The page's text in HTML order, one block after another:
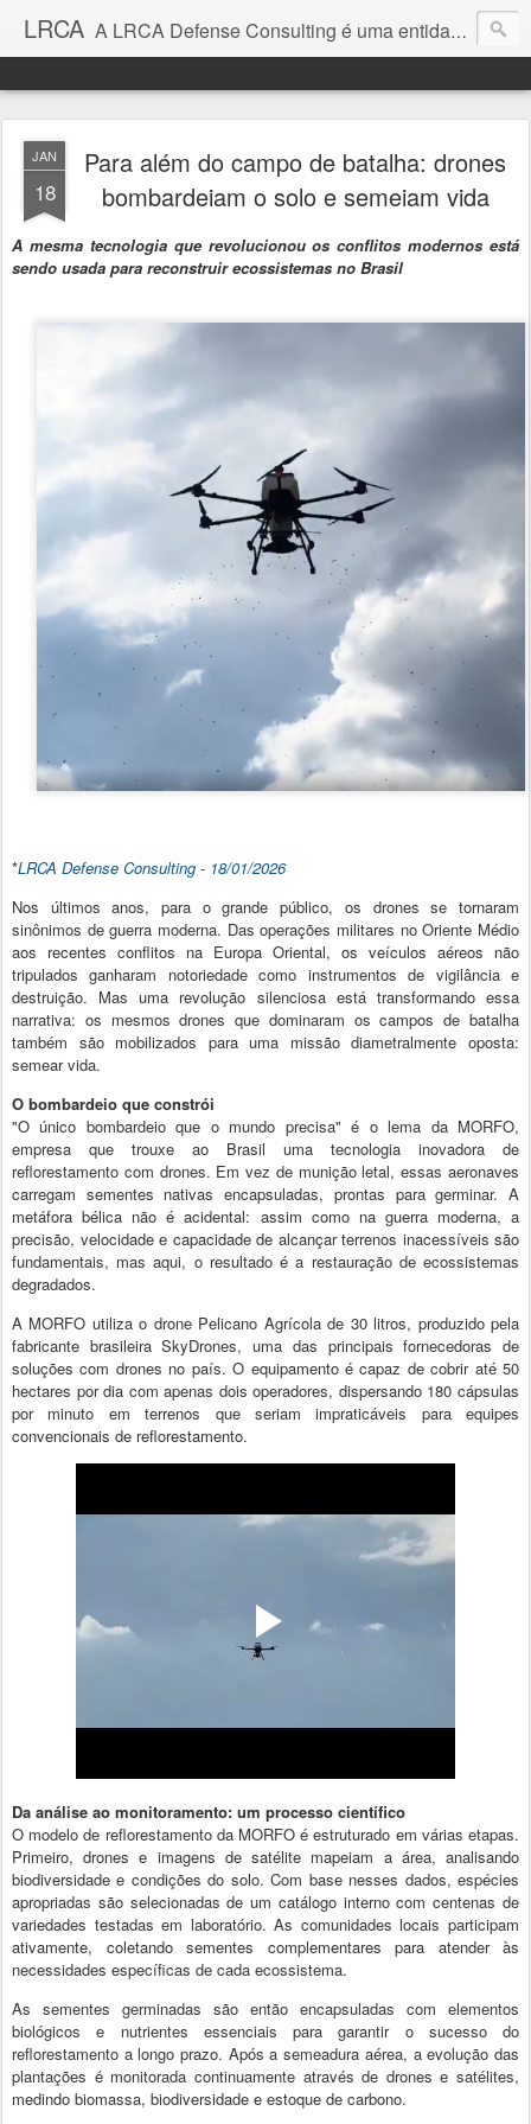
LRCA A LRCA Defense Consulting é uma entidade sem fins lucrativos que se dedica a produzir e divulgar notícias e análises sobre as Empresas de Defesa. Não somos jornalistas e nem este é um blog jornalístico.
JAN
18
Para além do campo de batalha: drones
bombardeiam o solo e semeiam vida
A mesma tecnologia que revolucionou os conflitos modernos está
sendo usada para reconstruir ecossistemas no Brasil
*LRCA Defense Consulting - 18/01/2026
Nos últimos anos, para o grande público, os drones se tornaram
sinônimos de guerra moderna. Das operações militares no Oriente Médio
aos recentes conflitos na Europa Oriental, os veículos aéreos não
tripulados ganharam notoriedade como instrumentos de vigilância e
destruição. Mas uma revolução silenciosa está transformando essa
narrativa: os mesmos drones que dominaram os campos de batalha
também são mobilizados para uma missão diametralmente oposta:
semear vida.
O bombardeio que constrói
"O único bombardeio que o mundo precisa" é o lema da MORFO,
empresa que trouxe ao Brasil uma tecnologia inovadora de
reflorestamento com drones. Em vez de munição letal, essas aeronaves
carregam sementes nativas encapsuladas, prontas para germinar. A
metáfora bélica não é acidental: assim como na guerra moderna, a
precisão, velocidade e capacidade de alcançar terrenos inacessíveis são
fundamentais, mas aqui, o resultado é a restauração de ecossistemas
degradados.
A MORFO utiliza o drone Pelicano Agrícola de 30 litros, produzido pela
fabricante brasileira SkyDrones, uma das principais fornecedoras de
soluções com drones no país. O equipamento é capaz de cobrir até 50
hectares por dia com apenas dois operadores, dispersando 180 cápsulas
por minuto em terrenos que seriam impraticáveis para equipes
convencionais de reflorestamento.
Da análise ao monitoramento: um processo científico
O modelo de reflorestamento da MORFO é estruturado em várias etapas.
Primeiro, drones e imagens de satélite mapeiam a área, analisando
biodiversidade e condições do solo. Com base nesses dados, espécies
apropriadas são selecionadas de um catálogo interno com centenas de
variedades testadas em laboratório. As comunidades locais participam
ativamente, coletando sementes complementares para atender às
necessidades específicas de cada ecossistema.
As sementes germinadas são então encapsuladas com elementos
biológicos e nutrientes essenciais para garantir o sucesso do
reflorestamento a longo prazo. Após a semeadura aérea, a evolução das
plantações é monitorada continuamente através de drones e satélites,
medindo biomassa, biodiversidade e estoque de carbono.